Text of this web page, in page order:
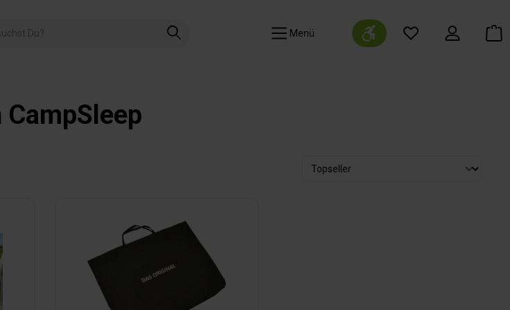
Navigation Werkzeugleiste anzeigen